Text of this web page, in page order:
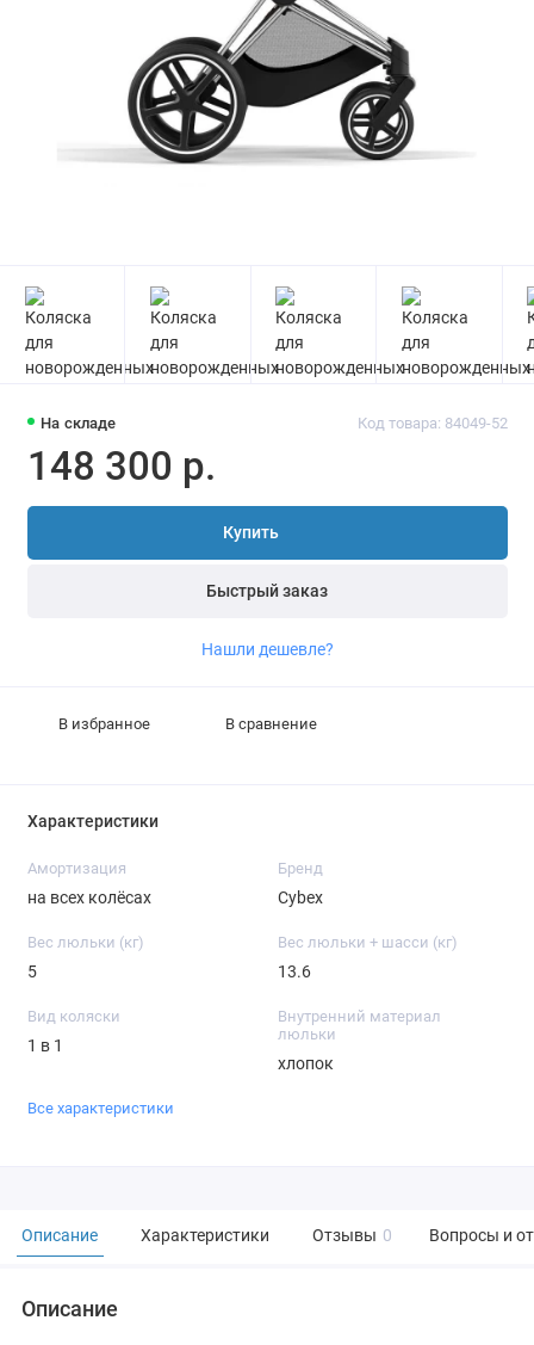
На складе Код товара: 84049-52
148 300 р.
Купить
Быстрый заказ
Нашли дешевле?
В избранное В сравнение
Характеристики
Амортизация
на всех колёсах
Бренд
Cybex
Вес люльки (кг)
5
Вес люльки + шасси (кг)
13.6
Вид коляски
1 в 1
Внутренний материал
люльки
хлопок
Все характеристики
Описание Характеристики Отзывы 0 Вопросы и
Описание